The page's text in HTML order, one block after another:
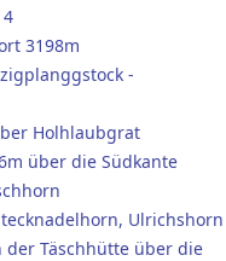
3198m
-
Holhlaubgrat
über die Südkante
Ulrichshorn
der Täschhütte über die